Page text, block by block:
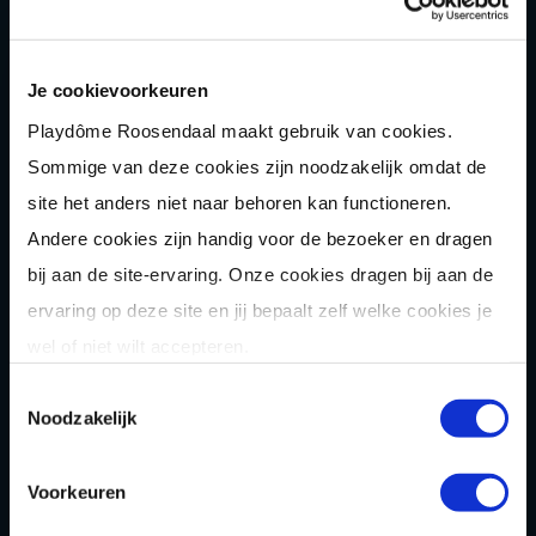
Je cookievoorkeuren
Playdôme Roosendaal maakt gebruik van cookies.
Sommige van deze cookies zijn noodzakelijk omdat de
site het anders niet naar behoren kan functioneren.
Andere cookies zijn handig voor de bezoeker en dragen
bij aan de site-ervaring. Onze cookies dragen bij aan de
ervaring op deze site en jij bepaalt zelf welke cookies je
Noodzakelijk
Voorkeuren
ACTIVITEITEN
Speeltuin
Karten
Bowlen